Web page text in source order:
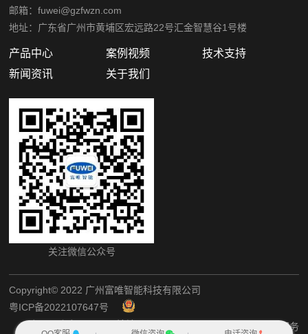
邮箱：fuwei@gzfwzn.com
地址：广东省广州市黄埔区宏远路22号汇金智慧谷1号楼
产品中心 案例视频
技术支持
新闻资讯
关于我们
关注微信公众号
Copyright©️ 2022 广州富唯智能科技有限公司
粤ICP备2022107647号
犀牛云提供企业云服务